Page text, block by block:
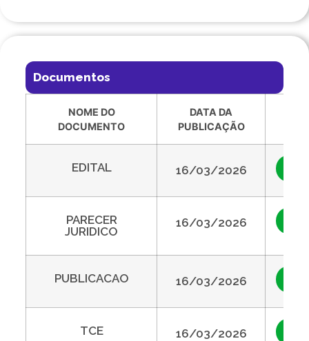
Documentos
NOME DO
DOCUMENTO
DATA DA
PUBLICAÇÃO
EDITAL 16/03/2026
PARECER
JURIDICO
16/03/2026
PUBLICACAO 16/03/2026
TCE 16/03/2026